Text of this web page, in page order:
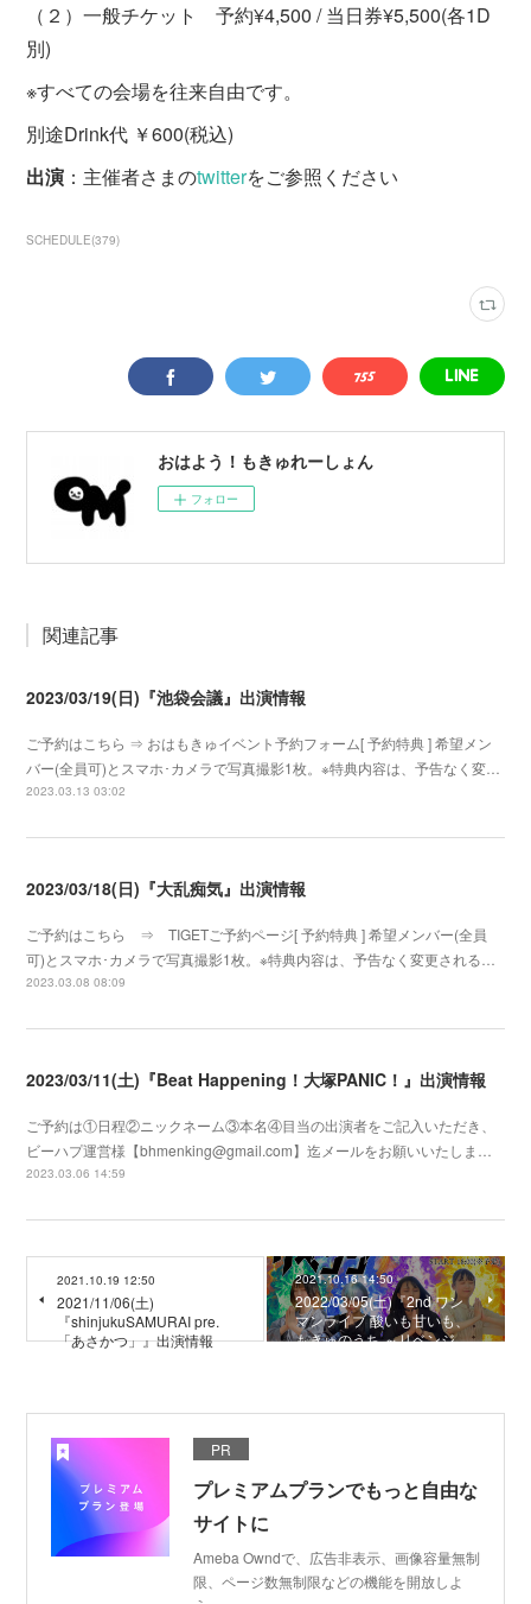
（２）一般チケット 予約¥4,500 / 当日券¥5,500(各1D
別)
※すべての会場を往来自由です。
別途Drink代 ￥600(税込)
出演 ：主催者さまのtwitterをご参照ください
SCHEDULE(379)
おはよう！もきゅれーしょん
フォロー
関連記事
2023/03/19(日)『池袋会議』出演情報
ご予約はこちら ⇒ おはもきゅイベント予約フォーム[ 予約特典 ] 希望メン
バー(全員可)とスマホ･カメラで写真撮影1枚。※特典内容は、予告なく変…
2023.03.13 03:02
2023/03/18(日)『大乱痴気』出演情報
ご予約はこちら ⇒ TIGETご予約ページ[ 予約特典 ] 希望メンバー(全員
可)とスマホ･カメラで写真撮影1枚。※特典内容は、予告なく変更される…
2023.03.08 08:09
2023/03/11(土)『Beat Happening！大塚PANIC！』出演情報
ご予約は①日程②ニックネーム③本名④目当の出演者をご記入いただき、
ビーハプ運営様【bhmenking@gmail.com】迄メールをお願いいたしま…
2023.03.06 14:59
2021.10.19 12:50
2021/11/06(土)
『shinjukuSAMURAI pre.
「あさかつ」』出演情報
2021.10.16 14:50
2022/03/05(土)『2nd ワン
マンライブ 酸いも甘いも、
もきゅのうち ～リベンジ…
PR
プレミアムプランでもっと自由な
サイトに
Ameba Owndで、広告非表示、画像容量無制
限、ページ数無制限などの機能を開放しよ